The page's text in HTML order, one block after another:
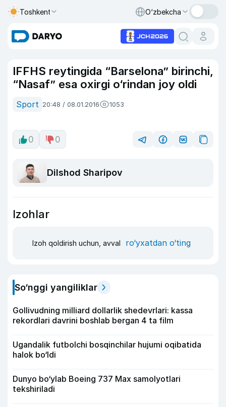
Toshkent O‘zbekcha
IFFHS reytingida “Barselona” birinchi,
“Nasaf” esa oxirgi o‘rindan joy oldi
Sport 20:48 / 08.01.2016 1053
0 0
Dilshod Sharipov
Izohlar
Izoh qoldirish uchun, avval ro‘yxatdan o‘ting
So‘nggi yangiliklar
Gollivudning milliard dollarlik shedevrlari: kassa
rekordlari davrini boshlab bergan 4 ta film
Ugandalik futbolchi bosqinchilar hujumi oqibatida
halok bo‘ldi
Dunyo bo‘ylab Boeing 737 Max samolyotlari
tekshiriladi